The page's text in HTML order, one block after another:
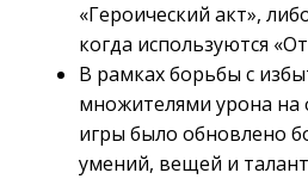
«Героический акт»,
когда используются
В рамках борьбы с
множителями урона на
игры было обновлено
умений, вещей и